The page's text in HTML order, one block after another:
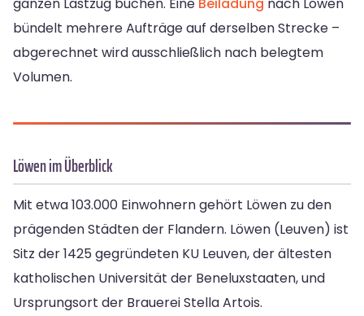
ganzen Lastzug buchen. Eine Beiladung nach Löwen
bündelt mehrere Aufträge auf derselben Strecke –
abgerechnet wird ausschließlich nach belegtem
Volumen.
Löwen im Überblick
Mit etwa 103.000 Einwohnern gehört Löwen zu den
prägenden Städten der Flandern. Löwen (Leuven) ist
Sitz der 1425 gegründeten KU Leuven, der ältesten
katholischen Universität der Beneluxstaaten, und
Ursprungsort der Brauerei Stella Artois.